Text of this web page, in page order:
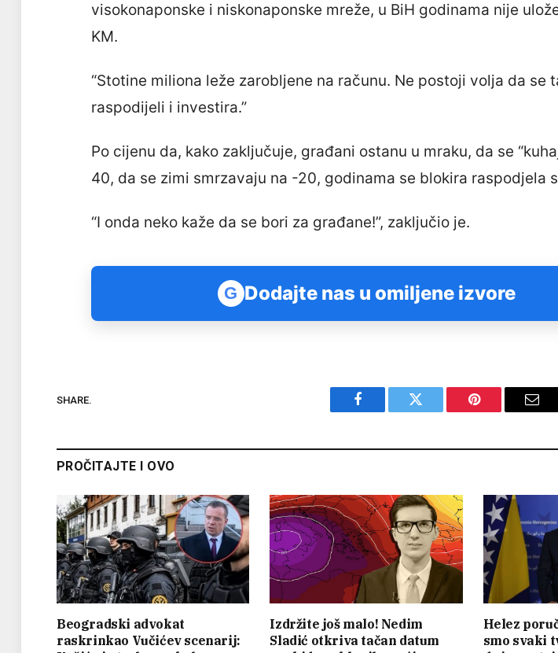
visokonaponske i niskonaponske mreže, u BiH godinama nije
KM.
“Stotine miliona leže zarobljene na računu. Ne postoji volja da se
raspodijeli i investira.”
Po cijenu da, kako zaključuje, građani ostanu u mraku, da se
40, da se zimi smrzavaju na -20, godinama se blokira raspodjela
“I onda neko kaže da se bori za građane!”, zaključio je.
G Dodajte nas u omiljene izvore
SHARE.
Facebook Twitter Pinterest
PROČITAJTE I OVO
Beogradski advokat
raskrinkao Vučićev scenarij:
Izdržite još malo! Nedim
Sladić otkriva tačan datum
Helez
smo svaki